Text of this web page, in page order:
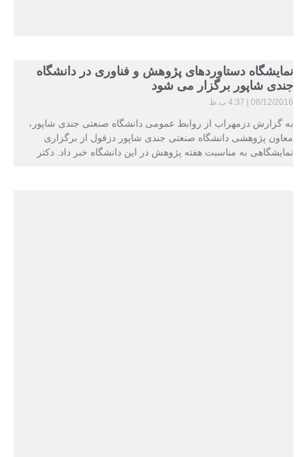
نمایشگاه دستاوردهای پژوهش و فناوری در دانشگاه
جندی شاپور برگزار می شود
08/12/2016 4:37 ب.ظ
به گزارش دزمهراب از روابط عمومی دانشگاه صنعتی جندی شاپور،
معاون پژوهشی دانشگاه صنعتی جندی شاپور دزفول از برگزاری
نمایشگاهی به مناسبت هفته پژوهش در این دانشگاه خبر داد. دکتر